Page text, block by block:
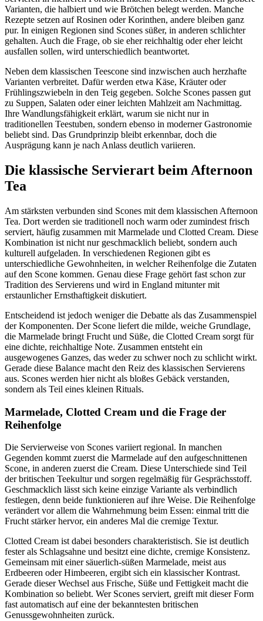
Varianten, die halbiert und wie Brötchen belegt werden. Manche
Rezepte setzen auf Rosinen oder Korinthen, andere bleiben ganz
pur. In einigen Regionen sind Scones süßer, in anderen schlichter
gehalten. Auch die Frage, ob sie eher reichhaltig oder eher leicht
ausfallen sollen, wird unterschiedlich beantwortet.
Neben dem klassischen Teescone sind inzwischen auch herzhafte
Varianten verbreitet. Dafür werden etwa Käse, Kräuter oder
Frühlingszwiebeln in den Teig gegeben. Solche Scones passen gut
zu Suppen, Salaten oder einer leichten Mahlzeit am Nachmittag.
Ihre Wandlungsfähigkeit erklärt, warum sie nicht nur in
traditionellen Teestuben, sondern ebenso in moderner Gastronomie
beliebt sind. Das Grundprinzip bleibt erkennbar, doch die
Ausprägung kann je nach Anlass deutlich variieren.
Die klassische Servierart beim Afternoon
Tea
Am stärksten verbunden sind Scones mit dem klassischen Afternoon
Tea. Dort werden sie traditionell noch warm oder zumindest frisch
serviert, häufig zusammen mit Marmelade und Clotted Cream. Diese
Kombination ist nicht nur geschmacklich beliebt, sondern auch
kulturell aufgeladen. In verschiedenen Regionen gibt es
unterschiedliche Gewohnheiten, in welcher Reihenfolge die Zutaten
auf den Scone kommen. Genau diese Frage gehört fast schon zur
Tradition des Servierens und wird in England mitunter mit
erstaunlicher Ernsthaftigkeit diskutiert.
Entscheidend ist jedoch weniger die Debatte als das Zusammenspiel
der Komponenten. Der Scone liefert die milde, weiche Grundlage,
die Marmelade bringt Frucht und Süße, die Clotted Cream sorgt für
eine dichte, reichhaltige Note. Zusammen entsteht ein
ausgewogenes Ganzes, das weder zu schwer noch zu schlicht wirkt.
Gerade diese Balance macht den Reiz des klassischen Servierens
aus. Scones werden hier nicht als bloßes Gebäck verstanden,
sondern als Teil eines kleinen Rituals.
Marmelade, Clotted Cream und die Frage der
Reihenfolge
Die Servierweise von Scones variiert regional. In manchen
Gegenden kommt zuerst die Marmelade auf den aufgeschnittenen
Scone, in anderen zuerst die Cream. Diese Unterschiede sind Teil
der britischen Teekultur und sorgen regelmäßig für Gesprächsstoff.
Geschmacklich lässt sich keine einzige Variante als verbindlich
festlegen, denn beide funktionieren auf ihre Weise. Die Reihenfolge
verändert vor allem die Wahrnehmung beim Essen: einmal tritt die
Frucht stärker hervor, ein anderes Mal die cremige Textur.
Clotted Cream ist dabei besonders charakteristisch. Sie ist deutlich
fester als Schlagsahne und besitzt eine dichte, cremige Konsistenz.
Gemeinsam mit einer säuerlich-süßen Marmelade, meist aus
Erdbeeren oder Himbeeren, ergibt sich ein klassischer Kontrast.
Gerade dieser Wechsel aus Frische, Süße und Fettigkeit macht die
Kombination so beliebt. Wer Scones serviert, greift mit dieser Form
fast automatisch auf eine der bekanntesten britischen
Genussgewohnheiten zurück.